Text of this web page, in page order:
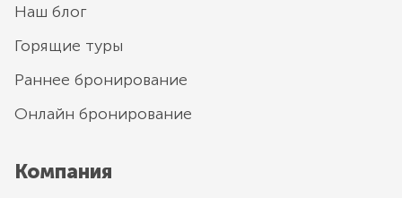
Наш блог
Горящие туры
Раннее бронирование
Онлайн бронирование
Компания